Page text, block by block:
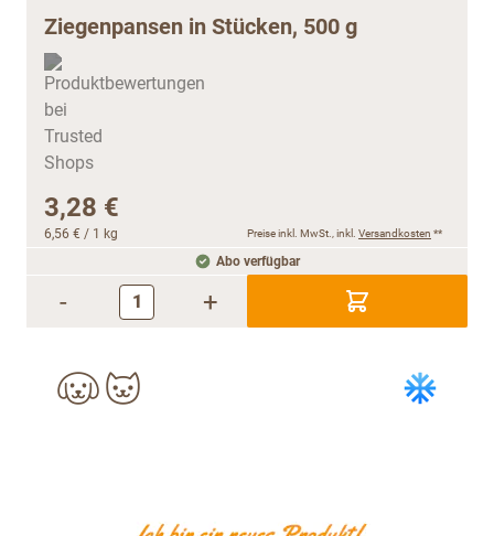
Ziegenpansen in Stücken, 500 g
3,28 €
6,56 € / 1 kg Preise inkl. MwSt., inkl. Versandkosten **
Abo verfügbar
- +